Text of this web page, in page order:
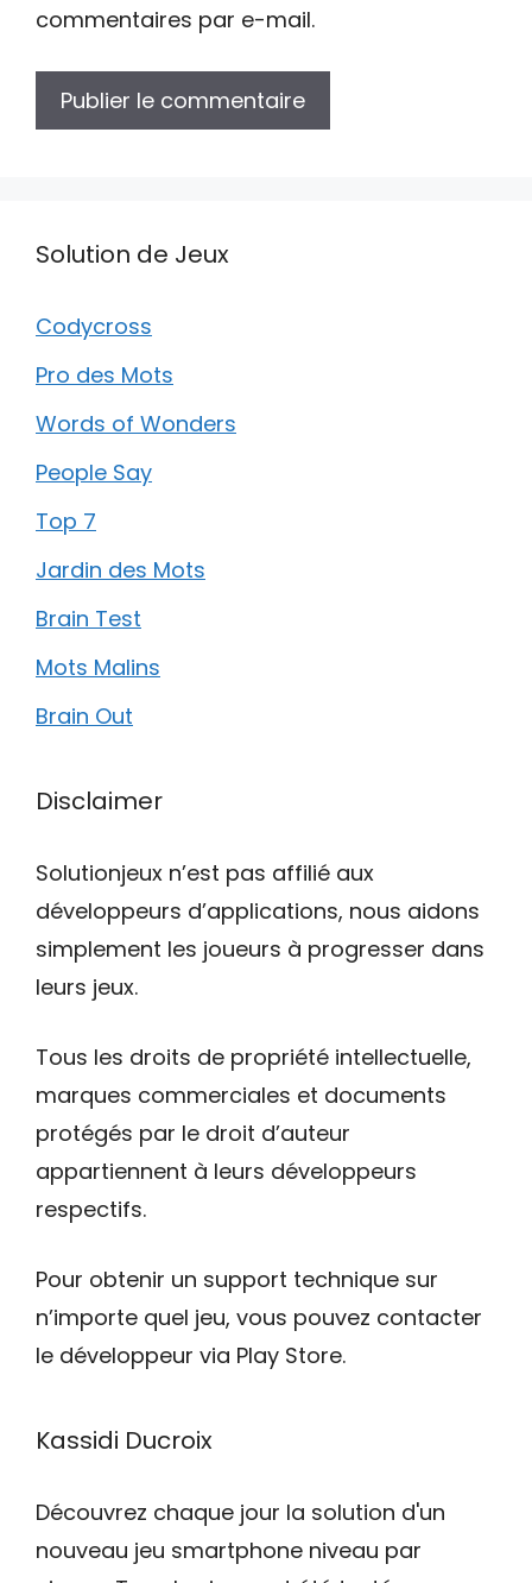
commentaires par e-mail.
Solution de Jeux
Codycross
Pro des Mots
Words of Wonders
People Say
Top 7
Jardin des Mots
Brain Test
Mots Malins
Brain Out
Disclaimer
Solutionjeux n’est pas affilié aux
développeurs d’applications, nous aidons
simplement les joueurs à progresser dans
leurs jeux.
Tous les droits de propriété intellectuelle,
marques commerciales et documents
protégés par le droit d’auteur
appartiennent à leurs développeurs
respectifs.
Pour obtenir un support technique sur
n’importe quel jeu, vous pouvez contacter
le développeur via Play Store.
Kassidi Ducroix
Découvrez chaque jour la solution d'un
nouveau jeu smartphone niveau par